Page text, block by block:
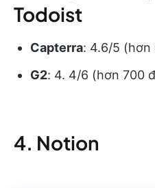
Todoist
Capterra: 4.6/5 (hơn
G2: 4. 4/6 (hơn 700
4. Notion